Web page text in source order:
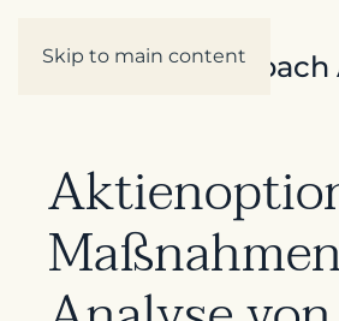
Skip to main content
Ullrich